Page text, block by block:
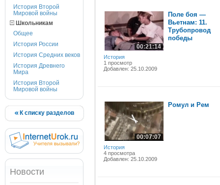
История Второй
Мировой войны
Школьникам
Общее
История России
История Средних веков
История Древнего
Мира
История Второй
Мировой войны
К списку разделов
Новости
00:21:14
История
1 просмотр
Добавлен: 25.10.2009
Поле боя —
Вьетнам: 11.
Трубопровод
победы
00:07:07
История
4 просмотра
Добавлен: 25.10.2009
Ромул и Рем